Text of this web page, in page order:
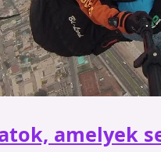
amelyek